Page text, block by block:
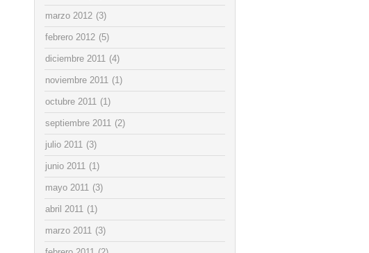
marzo 2012 (3)
febrero 2012 (5)
diciembre 2011 (4)
noviembre 2011 (1)
octubre 2011 (1)
septiembre 2011 (2)
julio 2011 (3)
junio 2011 (1)
mayo 2011 (3)
abril 2011 (1)
marzo 2011 (3)